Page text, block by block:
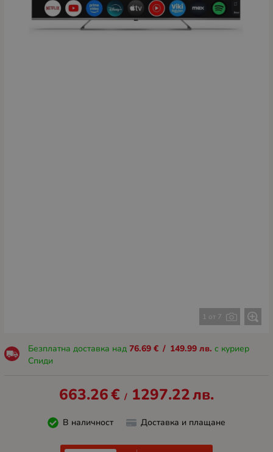
1 от 7
Безплатна доставка над 76.69 € / 149.99 лв. с куриер
Спиди
663.26€ / 1297.22лв.
В наличност Доставка и плащане